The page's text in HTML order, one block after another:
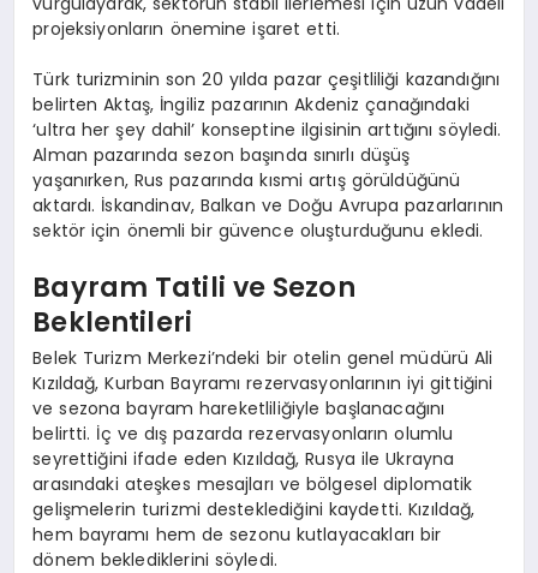
projeksiyonların önemine işaret etti.
Türk turizminin son 20 yılda pazar çeşitliliği kazandığını
belirten Aktaş, İngiliz pazarının Akdeniz çanağındaki
‘ultra her şey dahil’ konseptine ilgisinin arttığını söyledi.
Alman pazarında sezon başında sınırlı düşüş
yaşanırken, Rus pazarında kısmi artış görüldüğünü
aktardı. İskandinav, Balkan ve Doğu Avrupa pazarlarının
sektör için önemli bir güvence oluşturduğunu ekledi.
Bayram Tatili ve Sezon
Beklentileri
Belek Turizm Merkezi’ndeki bir otelin genel müdürü Ali
Kızıldağ, Kurban Bayramı rezervasyonlarının iyi gittiğini
ve sezona bayram hareketliliğiyle başlanacağını
belirtti. İç ve dış pazarda rezervasyonların olumlu
seyrettiğini ifade eden Kızıldağ, Rusya ile Ukrayna
arasındaki ateşkes mesajları ve bölgesel diplomatik
gelişmelerin turizmi desteklediğini kaydetti. Kızıldağ,
hem bayramı hem de sezonu kutlayacakları bir
dönem beklediklerini söyledi.